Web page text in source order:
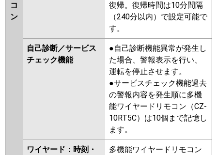
コ
ン
復帰。復帰時間は10分間隔
（240分以内）で設定可能で
す。
自己診断／サービス
チェック機能
●自己診断機能異常が発生し
た場合、警報表示を行い、
運転を停止させます。
●サービスチェック機能過去
の警報内容を発生順に多機
能ワイヤードリモコン（CZ-
10RT5C）は10個まで記憶し
ます。
ワイヤード：時刻・
多機能ワイヤードリモコン